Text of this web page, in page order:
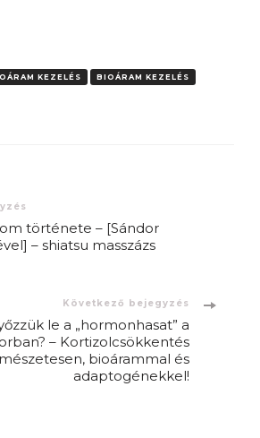
KEZELÉS BIOÁRAM KEZELÉS
története – [Sándor
– shiatsu masszázs
Következő bejegyzés
le a „hormonhasat” a
– Kortizolcsökkentés
bioárammal és
adaptogénekkel!